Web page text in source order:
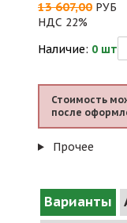
13 607,00 РУБ
НДС 22%
Наличие: 0 шт
Стоимость
после
Прочее
Варианты